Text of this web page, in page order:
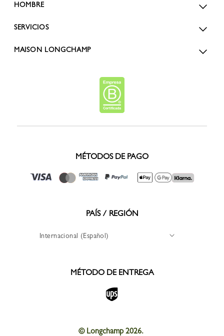
HOMBRE
SERVICIOS
MAISON LONGCHAMP
MÉTODOS DE PAGO
PAÍS / REGIÓN
Internacional (Español)
MÉTODO DE ENTREGA
© Longchamp 2026.